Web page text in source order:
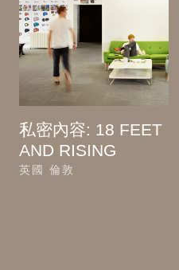
私密內容: 18 FEET
AND RISING
英國 倫敦